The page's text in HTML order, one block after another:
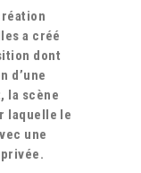
a créé
dont
d’une
la scène
laquelle le
une